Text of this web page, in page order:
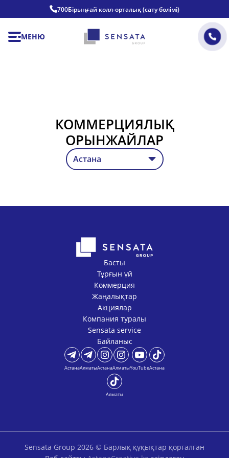
700Бірыңғай колл-орталық (сату бөлімі)
МЕНЮ
КОММЕРЦИЯЛЫҚ
ОРЫНЖАЙЛАР
Басты
Тұрғын үй
Коммерция
Жаңалықтар
Акциялар
Компания туралы
Sensata service
Байланыс
АстанаАлматыАстанаАлматыYouTubeАстана
Алматы
Sensata Group 2026 © Барлық құқықтар қорғалған